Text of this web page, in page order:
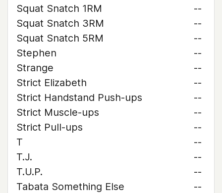
Squat Snatch 1RM
--
Squat Snatch 3RM
--
Squat Snatch 5RM
--
Stephen
--
Strange
--
Strict Elizabeth
--
Strict Handstand Push-ups
--
Strict Muscle-ups
--
Strict Pull-ups
--
T
--
T.J.
--
T.U.P.
--
Tabata Something Else
--